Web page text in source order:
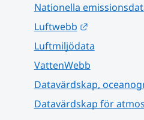
Nationella
Luftwebb
Länk till
Luftmiljödata
VattenWebb
Datavärdskap,
Datavärdskap för